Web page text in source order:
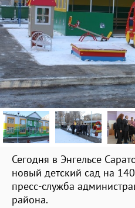
Сегодня в Энгельсе
новый детский сад на
пресс-служба
района.